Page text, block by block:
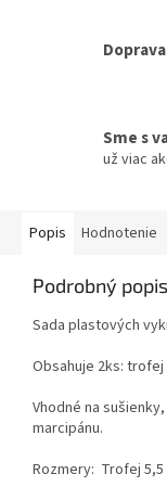
Sme s
už viac
Popis Hodnotenie
Podrobný popis
Sada plastových
Obsahuje 2ks: trofej
Vhodné na
marcipánu.
Rozmery: Trofej 5,5